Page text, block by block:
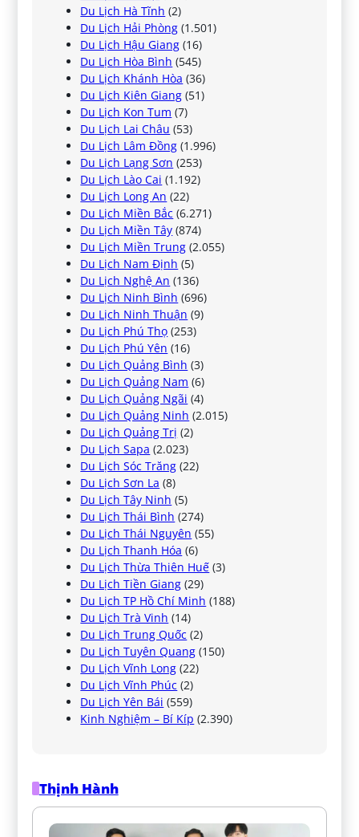
Du Lịch Hà Tĩnh (2)
Du Lịch Hải Phòng (1.501)
Du Lịch Hậu Giang (16)
Du Lịch Hòa Bình (545)
Du Lịch Khánh Hòa (36)
Du Lịch Kiên Giang (51)
Du Lịch Kon Tum (7)
Du Lịch Lai Châu (53)
Du Lịch Lâm Đồng (1.996)
Du Lịch Lạng Sơn (253)
Du Lịch Lào Cai (1.192)
Du Lịch Long An (22)
Du Lịch Miền Bắc (6.271)
Du Lịch Miền Tây (874)
Du Lịch Miền Trung (2.055)
Du Lịch Nam Định (5)
Du Lịch Nghệ An (136)
Du Lịch Ninh Bình (696)
Du Lịch Ninh Thuận (9)
Du Lịch Phú Thọ (253)
Du Lịch Phú Yên (16)
Du Lịch Quảng Bình (3)
Du Lịch Quảng Nam (6)
Du Lịch Quảng Ngãi (4)
Du Lịch Quảng Ninh (2.015)
Du Lịch Quảng Trị (2)
Du Lịch Sapa (2.023)
Du Lịch Sóc Trăng (22)
Du Lịch Sơn La (8)
Du Lịch Tây Ninh (5)
Du Lịch Thái Bình (274)
Du Lịch Thái Nguyên (55)
Du Lịch Thanh Hóa (6)
Du Lịch Thừa Thiên Huế (3)
Du Lịch Tiền Giang (29)
Du Lịch TP Hồ Chí Minh (188)
Du Lịch Trà Vinh (14)
Du Lịch Trung Quốc (2)
Du Lịch Tuyên Quang (150)
Du Lịch Vĩnh Long (22)
Du Lịch Vĩnh Phúc (2)
Du Lịch Yên Bái (559)
Kinh Nghiệm – Bí Kíp (2.390)
Thịnh Hành